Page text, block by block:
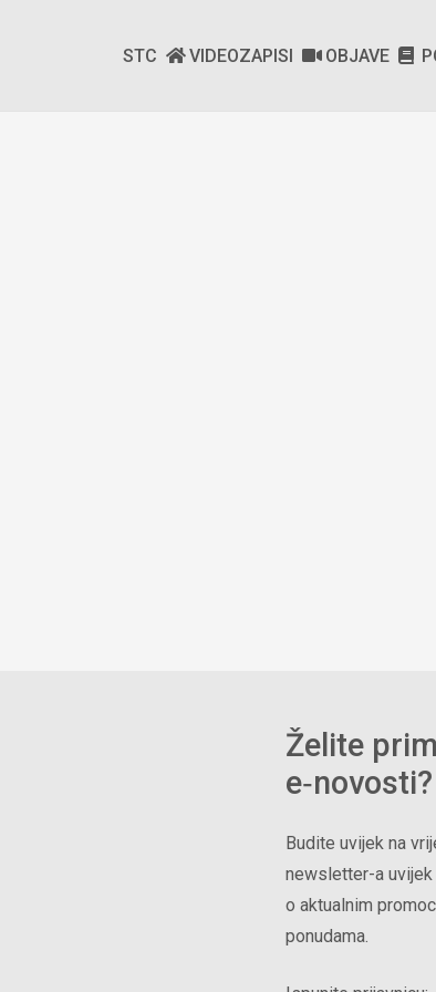
STC VIDEOZAPISI OBJAVE
Želite
e‑novosti?
Budite uvijek na
newsletter-a
o aktualnim
ponudama.